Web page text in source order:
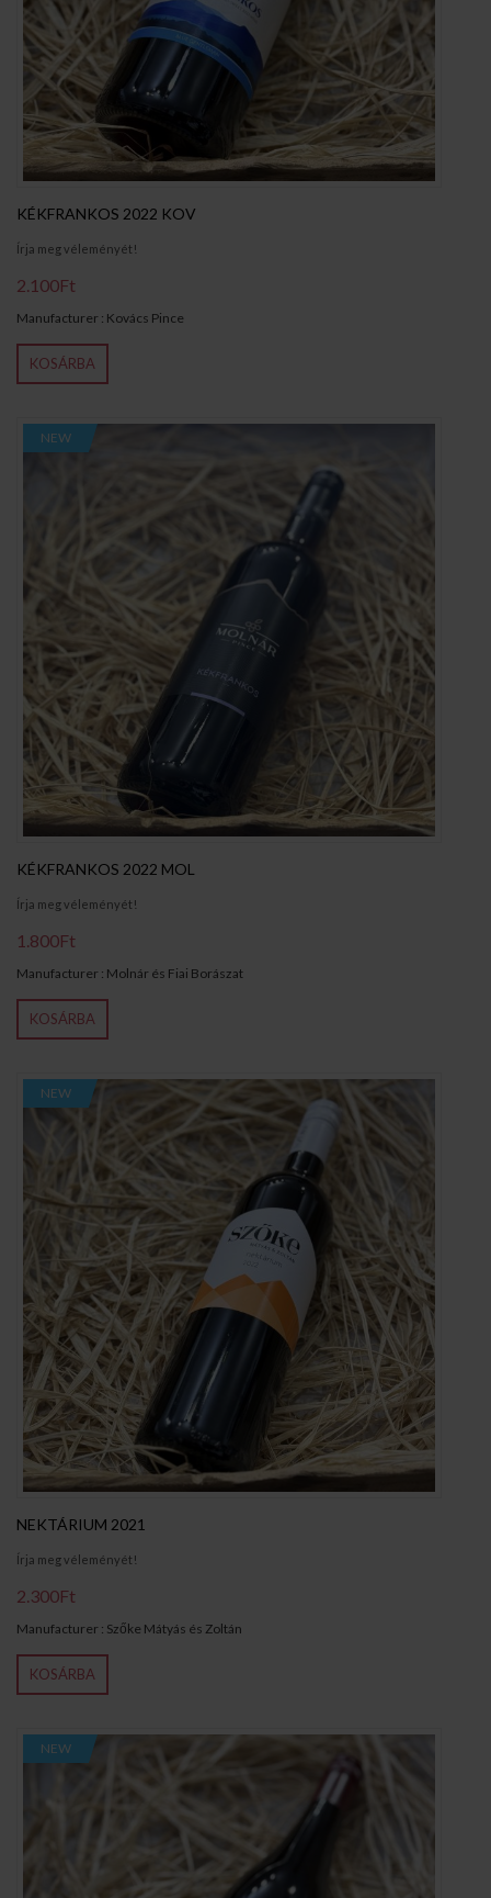
KÉKFRANKOS 2022 KOV
Írja meg véleményét!
2.100Ft
Manufacturer : Kovács Pince
KOSÁRBA
NEW
KÉKFRANKOS 2022 MOL
Írja meg véleményét!
1.800Ft
Manufacturer : Molnár és Fiai Borászat
KOSÁRBA
NEW
NEKTÁRIUM 2021
Írja meg véleményét!
2.300Ft
Manufacturer : Szőke Mátyás és Zoltán
KOSÁRBA
NEW